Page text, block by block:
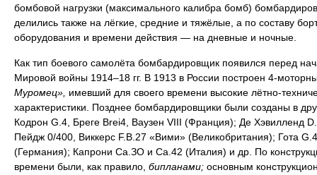
бомбовой нагрузки (максимального калибра бомб)
делились также на лёгкие, средние и тяжёлые, а по составу
оборудования и времени действия — на дневные и ночные.
Как тип боевого самолёта бомбардировщик появился перед
Мировой войны 1914–18 гг. В 1913 в России построен 4-
Муромец», имевший для своего времени высокие лётно-
характеристики. Позднее бомбардировщики были созданы в
Кодрон G.4, Бреге Brei4, Ваузен VIII (Франция); Де Хэвилленд
Пейдж 0/400, Виккерс F.B.27 «Вими» (Великобритания); Гота
(Германия); Капрони Са.ЗО и Са.42 (Италия) и др. По
времени были, как правило, бипланами; основным